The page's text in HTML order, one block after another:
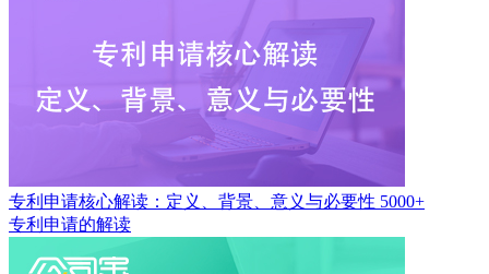
专利申请核心解读：定义、背景、意义与必要性 5000+
专利申请的解读